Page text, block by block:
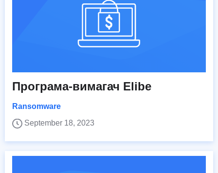
Програма-вимагач Elibe
Ransomware
September 18, 2023